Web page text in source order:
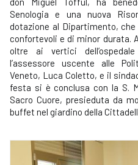
Senologia e una nuova
dotazione al Dipartimento,
confortevoli e di minor durata.
oltre ai vertici
l’assessore uscente alle
Veneto, Luca Coletto, e il
festa si è conclusa con la S.
Sacro Cuore, presieduta da
buffet nel giardino della